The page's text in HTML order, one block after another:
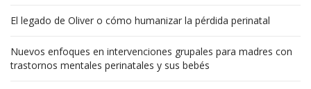
El legado de Oliver o cómo humanizar la pérdida perinatal
Nuevos enfoques en intervenciones grupales para madres con
trastornos mentales perinatales y sus bebés